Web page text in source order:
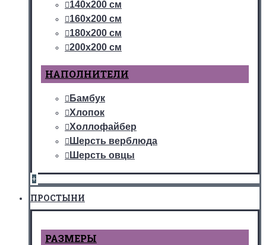
140х200 см
160х200 см
180х200 см
200х200 см
НАПОЛНИТЕЛИ
Бамбук
Хлопок
Холлофайбер
Шерсть верблюда
Шерсть овцы
+
ПРОСТЫНИ
РАЗМЕРЫ